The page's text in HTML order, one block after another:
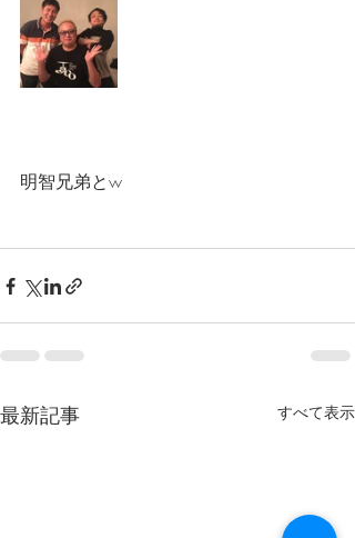
明智兄弟とw
最新記事 すべて表示